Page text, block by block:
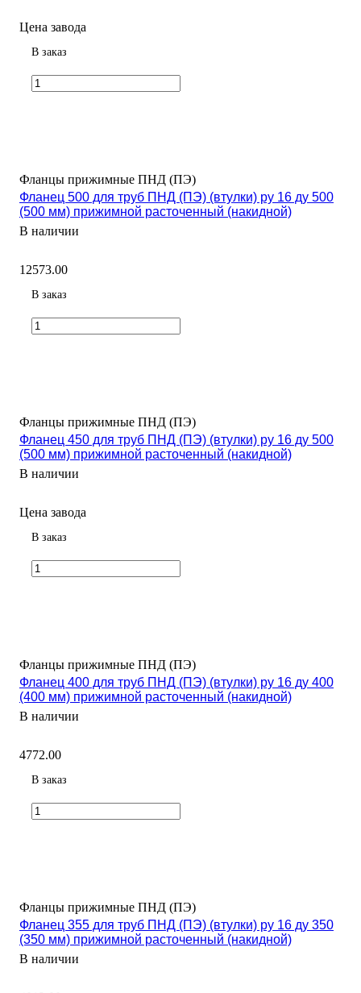
Цена завода
В заказ
Фланцы прижимные ПНД (ПЭ)
Фланец 500 для труб ПНД (ПЭ) (втулки) ру 16 ду 500
(500 мм) прижимной расточенный (накидной)
В наличии
12573.00
В заказ
Фланцы прижимные ПНД (ПЭ)
Фланец 450 для труб ПНД (ПЭ) (втулки) ру 16 ду 500
(500 мм) прижимной расточенный (накидной)
В наличии
Цена завода
В заказ
Фланцы прижимные ПНД (ПЭ)
Фланец 400 для труб ПНД (ПЭ) (втулки) ру 16 ду 400
(400 мм) прижимной расточенный (накидной)
В наличии
4772.00
В заказ
Фланцы прижимные ПНД (ПЭ)
Фланец 355 для труб ПНД (ПЭ) (втулки) ру 16 ду 350
(350 мм) прижимной расточенный (накидной)
В наличии